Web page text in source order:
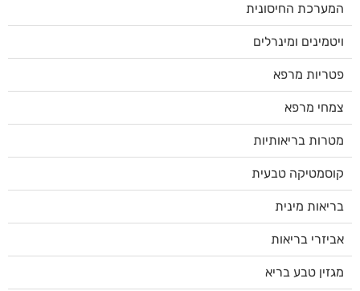
המערכת החיסונית
ויטמינים ומינרלים
פטריות מרפא
צמחי מרפא
מטרות בריאותיות
קוסמטיקה טבעית
בריאות מינית
אביזרי בריאות
מגזין טבע בריא